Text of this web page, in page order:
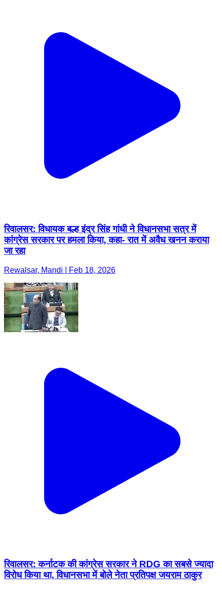
रिवालसर: विधायक बल्ह इंद्र सिंह गांधी ने विधानसभा सत्र में
कांग्रेस सरकार पर हमला किया, कहा- रात में अवैध खनन कराया
जा रहा
Rewalsar, Mandi | Feb 18, 2026
रिवालसर: कर्नाटक की कांग्रेस सरकार ने RDG का सबसे ज्यादा
विरोध किया था, विधानसभा में बोले नेता प्रतिपक्ष जयराम ठाकुर